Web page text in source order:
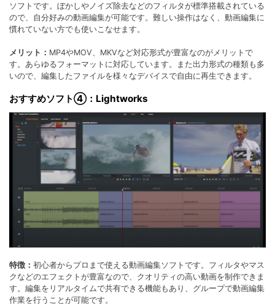
ソフトです。ぼかしやノイズ除去などのフィルタが標準搭載されている
ので、自分好みの動画編集が可能です。難しい操作はなく、動画編集に
慣れていない方でも使いこなせます。
メリット： MP4やMOV、MKVなど対応形式が豊富なのがメリットで
す。あらゆるフォーマットに対応しています。また出力形式の種類も多
いので、編集したファイルを様々なデバイスで自由に再生できます。
おすすめソフト④：Lightworks
特徴： 初心者からプロまで使える動画編集ソフトです。フィルタやマス
クなどのエフェクトが豊富なので、クオリティの高い動画を制作できま
す。編集をリアルタイムで共有できる機能もあり、グループで動画編集
作業を行うことが可能です。